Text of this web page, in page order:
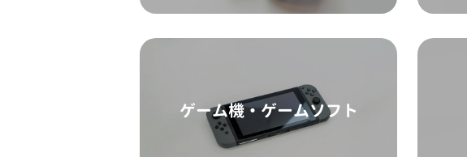
ゲーム機・ゲームソフト